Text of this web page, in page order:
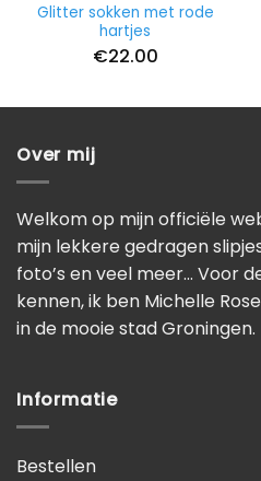
Glitter sokken met rode
hartjes
€22.00
Over mij
Welkom op mijn officiële
mijn lekkere gedragen
foto’s en veel meer… Voor
kennen, ik ben Michelle
in de mooie stad Groningen.
Informatie
Bestellen